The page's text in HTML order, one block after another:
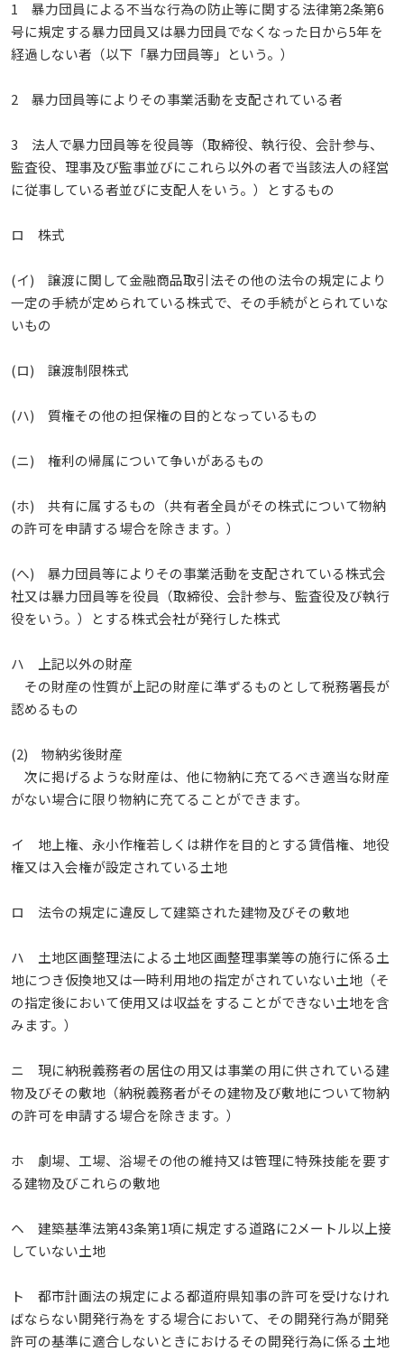
1 暴力団員による不当な行為の防止等に関する法律第2条第6
号に規定する暴力団員又は暴力団員でなくなった日から5年を
経過しない者（以下「暴力団員等」という。）
2 暴力団員等によりその事業活動を支配されている者
3 法人で暴力団員等を役員等（取締役、執行役、会計参与、
監査役、理事及び監事並びにこれら以外の者で当該法人の経営
に従事している者並びに支配人をいう。）とするもの
ロ 株式
(イ) 譲渡に関して金融商品取引法その他の法令の規定により
一定の手続が定められている株式で、その手続がとられていな
いもの
(ロ) 譲渡制限株式
(ハ) 質権その他の担保権の目的となっているもの
(ニ) 権利の帰属について争いがあるもの
(ホ) 共有に属するもの（共有者全員がその株式について物納
の許可を申請する場合を除きます。）
(へ) 暴力団員等によりその事業活動を支配されている株式会
社又は暴力団員等を役員（取締役、会計参与、監査役及び執行
役をいう。）とする株式会社が発行した株式
ハ 上記以外の財産
その財産の性質が上記の財産に準ずるものとして税務署長が
認めるもの
(2) 物納劣後財産
次に掲げるような財産は、他に物納に充てるべき適当な財産
がない場合に限り物納に充てることができます。
イ 地上権、永小作権若しくは耕作を目的とする賃借権、地役
権又は入会権が設定されている土地
ロ 法令の規定に違反して建築された建物及びその敷地
ハ 土地区画整理法による土地区画整理事業等の施行に係る土
地につき仮換地又は一時利用地の指定がされていない土地（そ
の指定後において使用又は収益をすることができない土地を含
みます。）
ニ 現に納税義務者の居住の用又は事業の用に供されている建
物及びその敷地（納税義務者がその建物及び敷地について物納
の許可を申請する場合を除きます。）
ホ 劇場、工場、浴場その他の維持又は管理に特殊技能を要す
る建物及びこれらの敷地
ヘ 建築基準法第43条第1項に規定する道路に2メートル以上接
していない土地
ト 都市計画法の規定による都道府県知事の許可を受けなけれ
ばならない開発行為をする場合において、その開発行為が開発
許可の基準に適合しないときにおけるその開発行為に係る土地